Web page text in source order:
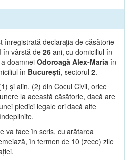
înregistrată declarația de căsătorie
în vârstă de 26 ani, cu domiciliul în
doamnei Odoroagă Alex-Maria în
în București, sectorul 2.
și alin. (2) din Codul Civil, orice
la această căsătorie, dacă are
piedici legale ori dacă alte
va face în scris, cu arătarea
în termen de 10 (zece) zile